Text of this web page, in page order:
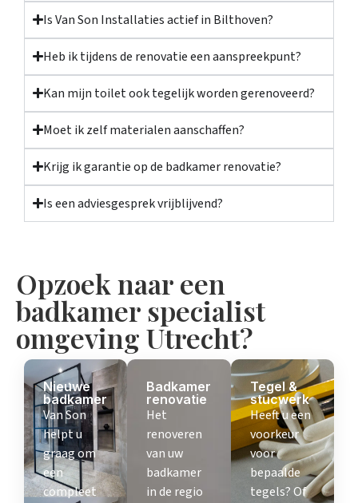
Is Van Son Installaties actief in Bilthoven?
Heb ik tijdens de renovatie een aanspreekpunt?
Kan mijn toilet ook tegelijk worden gerenoveerd?
Moet ik zelf materialen aanschaffen?
Krijg ik garantie op de badkamer renovatie?
Is een adviesgesprek vrijblijvend?
Opzoek naar een
badkamer specialist
omgeving Utrecht?
Nieuwe
badkamer
Van Son
helpt u
graag om
een
compleet
Badkamer
renovatie
Het
renoveren
van uw
badkamer
in de regio
Tegel &
stucwerk
Heeft u een
voorkeur
voor
bepaalde
tegels? Of